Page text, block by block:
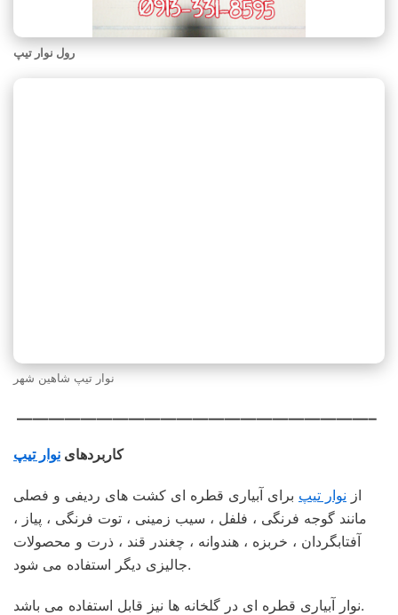
رول نوار تیپ
نوار تیپ شاهین شهر
——————————————————————–
کاربردهای نوار تیپ
از نوار تیپ برای آبیاری قطره ای کشت های ردیفی و فصلی
مانند گوجه فرنگی ، فلفل ، سیب زمینی ، توت فرنگی ، پیاز ،
آفتابگردان ، خربزه ، هندوانه ، چغندر قند ، ذرت و محصولات
جالیزی دیگر استفاده می شود.
نوار آبیاری قطره ای در گلخانه ها نیز قابل استفاده می باشد.